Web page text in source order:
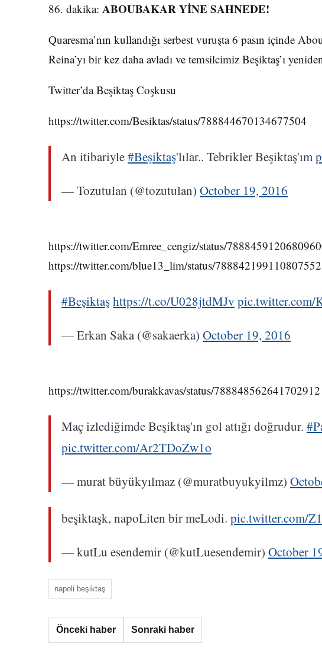
86. dakika: ABOUBAKAR YİNE SAHNEDE!
Quaresma’nın kullandığı serbest vuruşta 6 pasın içinde
Reina’yı bir kez daha avladı ve temsilcimiz Beşiktaş’ı
Twitter’da Beşiktaş Coşkusu
https://twitter.com/Besiktas/status/788844670134677504
An itibariyle#Beşiktaş'lılar.. Tebrikler Beşiktaş'ım
— Tozutulan (@tozutulan) October 19, 2016
https://twitter.com/Emree_cengiz/status/
https://twitter.com/blue13_lim/status/788842199110807552
#Beşiktaşhttps://t.co/U028jtdMJv
— Erkan Saka (@sakaerka) October 19, 2016
https://twitter.com/burakkavas/status/788848562641702912
Maç izlediğimde Beşiktaş'ın gol attığı doğrudur.
pic.twitter.com/Ar2TDoZw1o
— murat büyükyılmaz (@muratbuyukyilmz)
beşiktaşk, napoLiten bir meLodi. pic.twitter.com/
— kutLu esendemir (@kutLuesendemir) October
napoli beşiktaş
Önceki haber Sonraki haber